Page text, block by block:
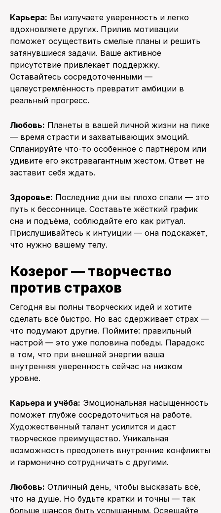
Карьера: Вы излучаете уверенность и легко
вдохновляете других. Прилив мотивации
поможет осуществить смелые планы и решить
затянувшиеся задачи. Ваше активное
присутствие привлекает поддержку.
Оставайтесь сосредоточенными —
целеустремлённость превратит амбиции в
реальный прогресс.
Любовь: Планеты в вашей личной жизни на пике
— время страсти и захватывающих эмоций.
Спланируйте что-то особенное с партнёром или
удивите его экстравагантным жестом. Ответ не
заставит себя ждать.
Здоровье: Последние дни вы плохо спали — это
путь к бессоннице. Составьте жёсткий график
сна и подъёма, соблюдайте его как ритуал.
Прислушивайтесь к интуиции — она подскажет,
что нужно вашему телу.
Козерог — творчество
против страхов
Сегодня вы полны творческих идей и хотите
сделать всё быстро. Но вас сдерживает страх —
что подумают другие. Поймите: правильный
настрой — это уже половина победы. Парадокс
в том, что при внешней энергии ваша
внутренняя уверенность сейчас на низком
уровне.
Карьера и учёба: Эмоциональная насыщенность
поможет глубже сосредоточиться на работе.
Художественный талант усилится и даст
творческое преимущество. Уникальная
возможность преодолеть внутренние конфликты
и гармонично сотрудничать с другими.
Любовь: Отличный день, чтобы высказать всё,
что на душе. Но будьте кратки и точны — так
больше шансов быть услышанным. Освещайте